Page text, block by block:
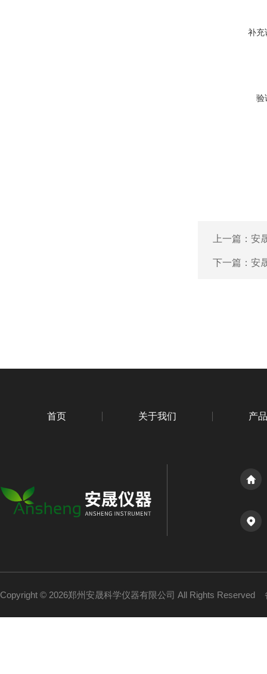
补充
验
上一篇： 安
下一篇： 安
首页 关于我们 产
Copyright © 2026郑州安晟科学仪器有限公司 All Rights Reserved